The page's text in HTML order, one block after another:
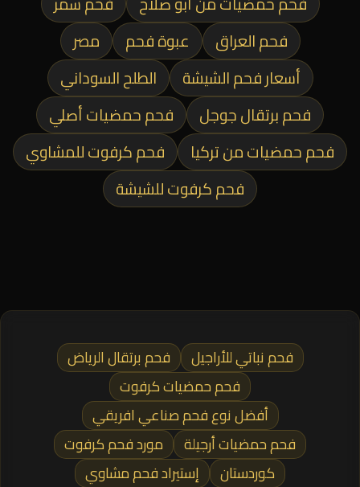
فحم العراق
عبوة فحم
مصر
أسعار فحم الشيشة
الطلح السوداني
فحم برتقال جوجل
فحم حمضيات أصلي
فحم حمضيات من تركيا
فحم كرفوت للمشاوي
فحم كرفوت للشيشة
فحم نباتي للأراجيل
فحم برتقال الرياض
فحم حمضيات كرفوت
أفضل نوع فحم صناعي افريقي
فحم حمضيات أرجيلة
مورد فحم كرفوت
كوردستان
إستيراد فحم مشاوي